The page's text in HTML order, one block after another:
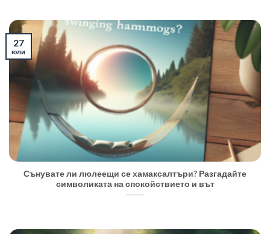
Сънувате ли люлеещи се хамаксалтъри? Разгадайте
символиката на спокойствието и вът
27
юли